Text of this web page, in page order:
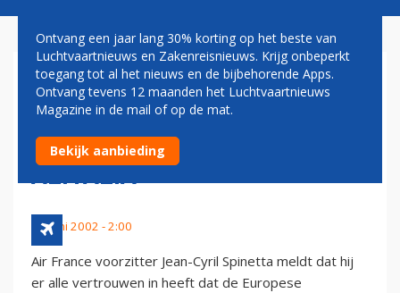
AIR FRANCE VERTROUWT OP
TOESTEMMING VOOR
SAMENWERKING MET
ALITALIA
30 juni 2002 - 2:00
Air France voorzitter Jean-Cyril Spinetta meldt dat hij
er alle vertrouwen in heeft dat de Europese
Ontvang een jaar lang 30% korting op het beste van
Luchtvaartnieuws en Zakenreisnieuws. Krijg onbeperkt
toegang tot al het nieuws en de bijbehorende Apps.
Ontvang tevens 12 maanden het Luchtvaartnieuws
Magazine in de mail of op de mat.
Bekijk aanbieding